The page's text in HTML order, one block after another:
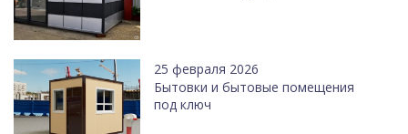
25 февраля 2026
Бытовки и бытовые помещения
под ключ